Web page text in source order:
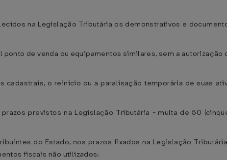
na Legislação Tributária os demonstrativos e
de venda ou equipamentos similares, sem a
o reinicio ou a paralisação temporária de suas
previstos na Legislação Tributária - multa de 50
do Estado, nos prazos fixados na Legislação
fiscais não utilizados: